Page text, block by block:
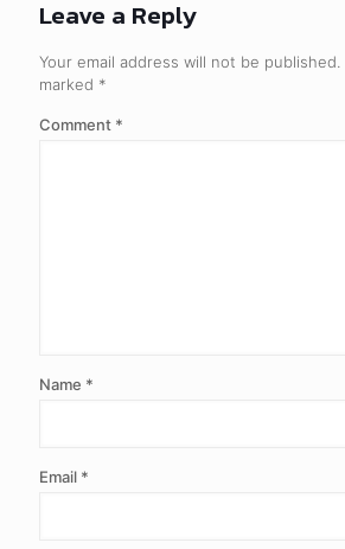
Leave a Reply
Your email address will not be published.
marked *
Comment *
Name *
Email *